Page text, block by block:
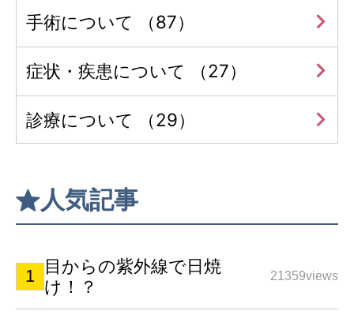
手術について （87）
症状・疾患について （27）
診療について （29）
人気記事
目からの紫外線で日焼
け！？
21359views